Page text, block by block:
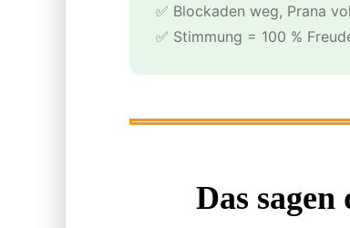
✅ Blockaden weg, Prana
✅ Stimmung = 100 %
Das sagen